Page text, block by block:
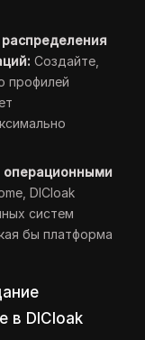
Создайте,
профилей
операционными
DICloak
систем
бы платформа
в DICloak